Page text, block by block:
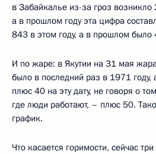
в Забайкалье из-за гроз
а в прошлом году эта цифра
843 в этом году, а в прошлом было
И по жаре: в Якутии на 31 мая
было в последний раз в 1971 году,
плюс 40 на эту дату, не говоря о
где люди работают, – плюс 50.
график.
Что касается горимости, сейчас